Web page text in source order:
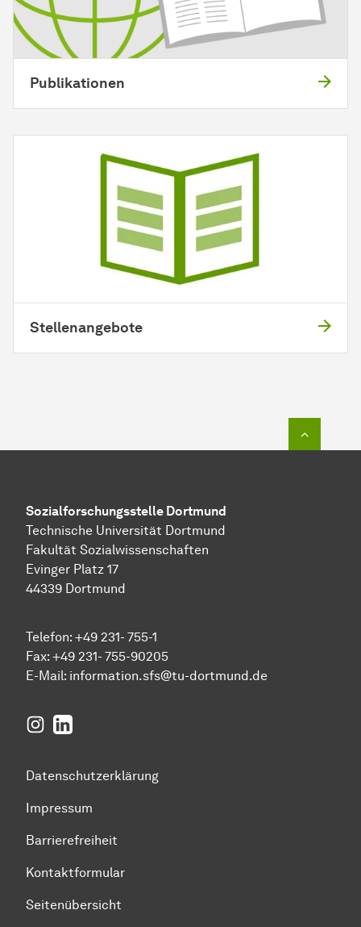
Publikationen
Stellenangebote
Sozial­forschungs­stelle Dortmund
Technische Universität Dortmund
Fakultät Sozialwissenschaften
Evinger Platz 17
44339 Dortmund
Telefon: +49 231- 755-1
Fax: +49 231- 755-90205
E-Mail: information.sfs@tu-dortmund.de
Instagram
LinkedIn
Datenschutzerklärung
Impressum
Barrierefreiheit
Kontaktformular
Seitenübersicht